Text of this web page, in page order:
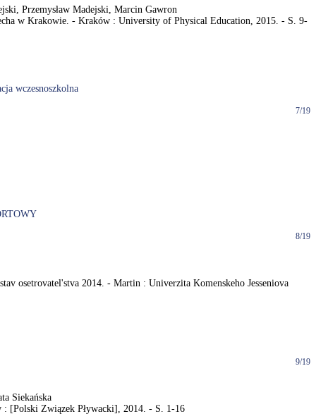
Przemysław Madejski, Marcin Gawron
w Krakowie. - Kraków : University of Physical Education, 2015. - S. 9-
wczesnoszkolna
7/19
8/19
osetrovatel'stva 2014. - Martin : Univerzita Komenskeho Jesseniova
9/19
Siekańska
: [Polski Związek Pływacki], 2014. - S. 1-16